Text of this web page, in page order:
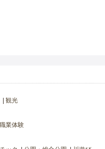
観光
職業体験